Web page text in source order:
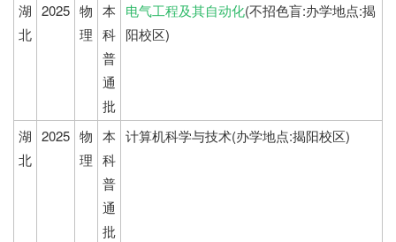
湖
北
2025 物
理
本
科
普
通
批
电气工程及其自动化(不招色盲:办学地点:揭
阳校区)
湖
北
2025 物
理
本
科
普
通
批
计算机科学与技术(办学地点:揭阳校区)